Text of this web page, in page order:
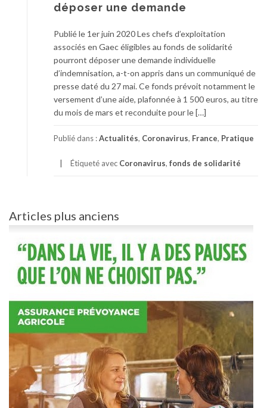
déposer une demande
Publié le 1er juin 2020 Les chefs d’exploitation
associés en Gaec éligibles au fonds de solidarité
pourront déposer une demande individuelle
d’indemnisation, a-t-on appris dans un communiqué de
presse daté du 27 mai. Ce fonds prévoit notamment le
versement d’une aide, plafonnée à 1 500 euros, au titre
du mois de mars et reconduite pour le […]
Publié dans :Actualités, Coronavirus, France, Pratique
Étiqueté avec Coronavirus, fonds de solidarité
Navigation
des
articles
Articles plus anciens